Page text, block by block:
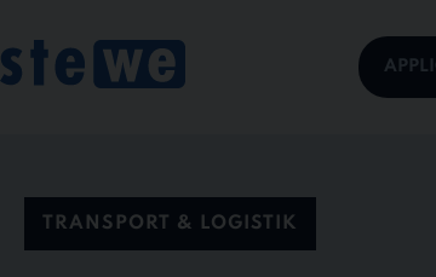
content
TRANSPORT & LOGISTIK